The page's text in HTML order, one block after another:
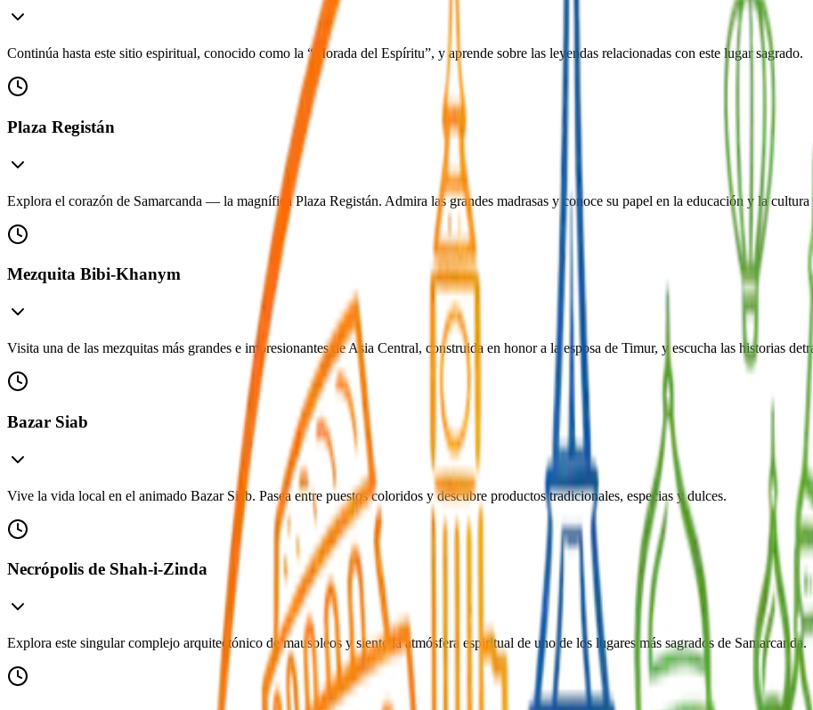
Continúa hasta este sitio espiritual, conocido como la “Morada del Espíritu”, y aprende sobre las leyendas relacionadas con este lugar sagrado.
Plaza Registán
Explora el corazón de Samarcanda — la magnífica Plaza Registán. Admira las grandes madrasas y conoce su papel en la educación y la
Mezquita Bibi-Khanym
Visita una de las mezquitas más grandes e impresionantes de Asia Central, construida en honor a la esposa de Timur, y escucha las historias
Bazar Siab
Vive la vida local en el animado Bazar Siab. Pasea entre puestos coloridos y descubre productos tradicionales, especias y dulces.
Necrópolis de Shah-i-Zinda
Explora este singular complejo arquitectónico de mausoleos y siente la atmósfera espiritual de uno de los lugares más sagrados de Samarcanda.